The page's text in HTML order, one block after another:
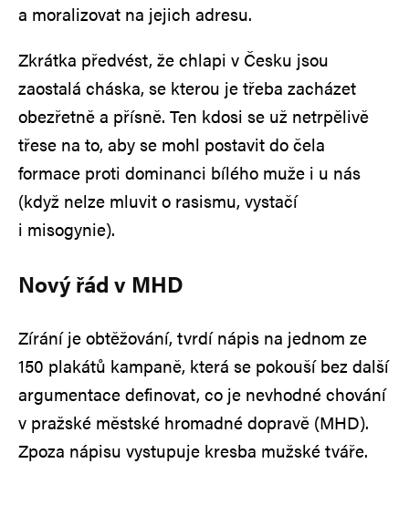
a moralizovat na jejich adresu.
Zkrátka předvést, že chlapi v Česku jsou
zaostalá cháska, se kterou je třeba zacházet
obezřetně a přísně. Ten kdosi se už netrpělivě
třese na to, aby se mohl postavit do čela
formace proti dominanci bílého muže i u nás
(když nelze mluvit o rasismu, vystačí
i misogynie).
Nový řád v MHD
Zírání je obtěžování, tvrdí nápis na jednom ze
150 plakátů kampaně, která se pokouší bez další
argumentace definovat, co je nevhodné chování
v pražské městské hromadné dopravě (MHD).
Zpoza nápisu vystupuje kresba mužské tváře.